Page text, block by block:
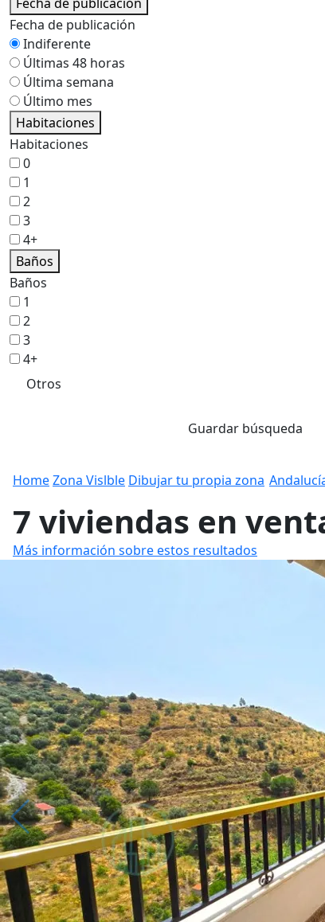
Fecha de publicación
Indiferente
Últimas 48 horas
Última semana
Último mes
Habitaciones
Habitaciones
0
1
2
3
4+
Baños
Baños
1
2
3
4+
Otros
Guardar búsqueda
HomeZona Vislble Dibujar tu propia zona
7 viviendas en
Más información sobre estos resultados